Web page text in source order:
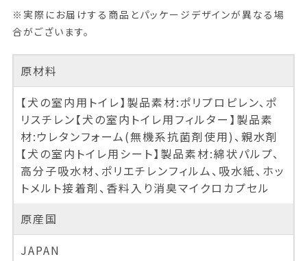
※実際にお届けする商品とパッケージデザインが異なる場
合がございます。
原材料
【犬の室内用トイレ】製品素材:ポリプロピレン、ポ
リスチレン【犬の室内トイレ用フィルター】製品素
材:ウレタンフォーム(無機系抗菌剤使用)、親水剤
【犬の室内トイレ用シート】製品素材:綿状パルプ、
高分子吸水材、ポリエチレンフィルム、吸水紙、ホッ
トメルト接着剤、香料入り消臭マイクロカプセル
原産国
JAPAN